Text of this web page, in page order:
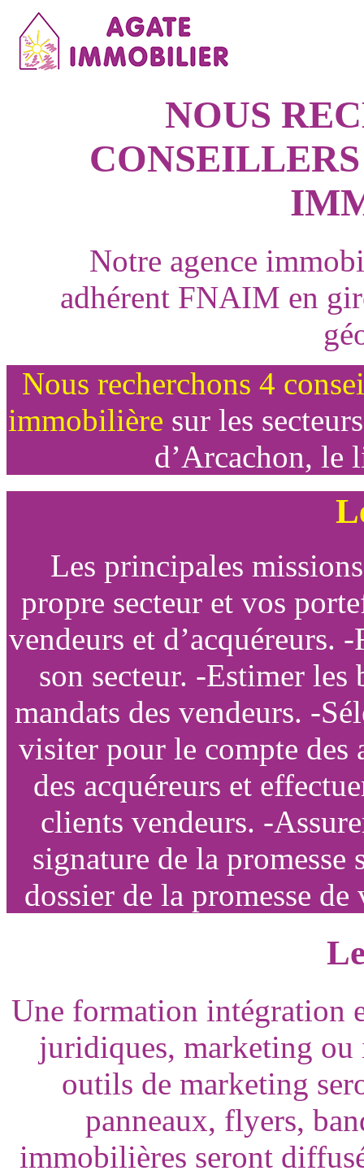
NOUS
Notre agence
adhérent FNAIM en
Nous recherchons 4
immobilière sur les
d’Arcachon, le
Les principales
propre secteur et vos
vendeurs et d’acquéreurs.
son secteur. -Estimer
mandats des vendeurs. -
visiter pour le compte des
des acquéreurs et
clients vendeurs. -
signature de la
dossier de la promesse
Une formation intégration
juridiques, marketing ou
outils de marketing
panneaux, flyers,
immobilières seront